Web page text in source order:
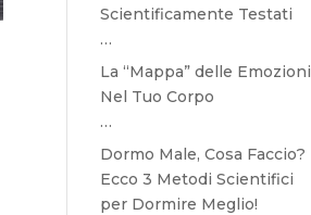
Scientificamente Testati
…
La “Mappa” delle Emozioni
Nel Tuo Corpo
…
Dormo Male, Cosa Faccio?
Ecco 3 Metodi Scientifici
per Dormire Meglio!